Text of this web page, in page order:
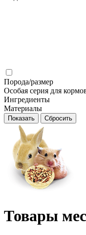
Порода/размер
Особая серия для
Ингредиенты
Материалы
Товары